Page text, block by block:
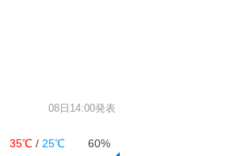
08日14:00発表
35℃ / 25℃ 60%